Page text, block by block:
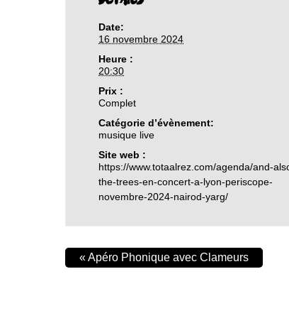
Date:
16 novembre 2024
Heure :
20:30
Prix :
Complet
Catégorie d’évènement:
musique live
Site web :
https://www.totaalrez.com/agenda/and-
the-trees-en-concert-a-lyon-periscope-
novembre-2024-nairod-yarg/
«Apéro Phonique avec Clameurs